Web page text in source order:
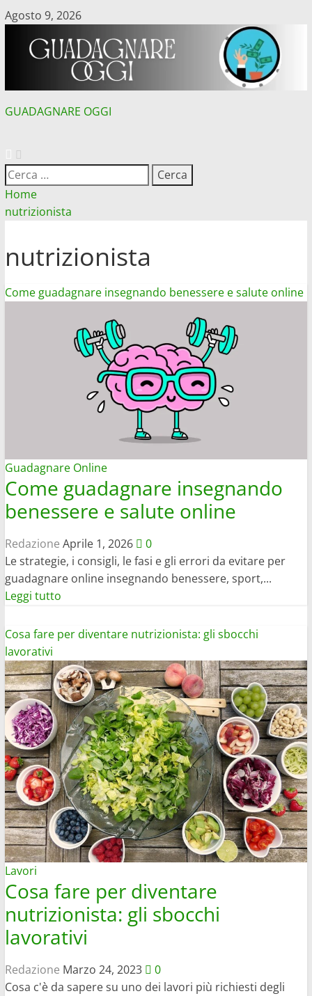
Vai
contenuto
Agosto 9, 2026
GUADAGNARE OGGI
Ricerca
per:
Home
nutrizionista
nutrizionista
Come guadagnare insegnando benessere e salute online
Guadagnare Online
Come guadagnare insegnando
benessere e salute online
Redazione Aprile 1, 2026
0
Le strategie, i consigli, le fasi e gli errori da evitare per
guadagnare online insegnando benessere, sport,...
Leggi tuttoLeggi
più
Come
guadagnare
insegnando
benessere
e
salute
online
Cosa fare per diventare nutrizionista: gli sbocchi
lavorativi
Lavori
Cosa fare per diventare
nutrizionista: gli sbocchi
lavorativi
Redazione Marzo 24, 2023
0
Cosa c'è da sapere su uno dei lavori più richiesti degli